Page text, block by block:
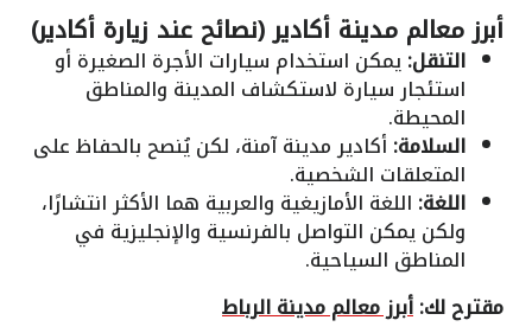
أبرز معالم مدينة أكادير (نصائح عند زيارة أكادير)
التنقل:يمكن استخدام سيارات الأجرة الصغيرة أو
استئجار سيارة لاستكشاف المدينة والمناطق
المحيطة.
السلامة: أكادير مدينة آمنة، لكن يُنصح بالحفاظ على
المتعلقات الشخصية.
اللغة: اللغة الأمازيغية والعربية هما الأكثر انتشارًا،
ولكن يمكن التواصل بالفرنسية والإنجليزية في
المناطق السياحية.
مقترح لك:أبرز معالم مدينة الرباط